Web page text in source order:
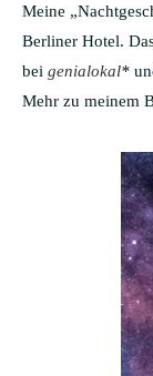
Meine
Berliner Hotel.
bei genialokal*
Mehr zu meinem